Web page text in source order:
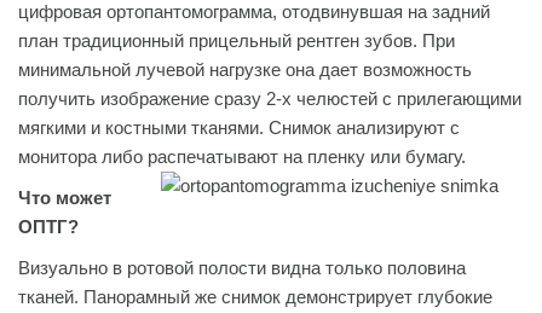
цифровая ортопантомограмма, отодвинувшая на задний
план традиционный прицельный рентген зубов. При
минимальной лучевой нагрузке она дает возможность
получить изображение сразу 2-х челюстей с прилегающими
мягкими и костными тканями. Снимок анализируют с
монитора либо распечатывают на пленку или бумагу.
Что может
ОПТГ?
Визуально в ротовой полости видна только половина
тканей. Панорамный же снимок демонстрирует глубокие